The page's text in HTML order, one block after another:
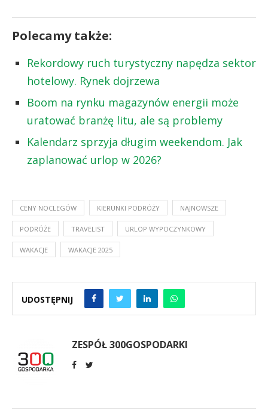
Polecamy także:
Rekordowy ruch turystyczny napędza sektor
hotelowy. Rynek dojrzewa
Boom na rynku magazynów energii może
uratować branżę litu, ale są problemy
Kalendarz sprzyja długim weekendom. Jak
zaplanować urlop w 2026?
CENY NOCLEGÓW KIERUNKI PODRÓŻY NAJNOWSZE
PODRÓŻE TRAVELIST URLOP WYPOCZYNKOWY
WAKACJE WAKACJE 2025
UDOSTĘPNIJ
ZESPÓŁ 300GOSPODARKI